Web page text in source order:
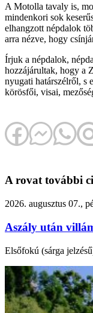
A Motolla tavaly is,
mindenkori sok
elhangzott népdalok
arra nézve, hogy
Írjuk a népdalok,
hozzájárultak, hogy a
nyugati határszélről, s
körösfői, visai,
A rovat további
2026. augusztus 07.,
Aszály után
Elsőfokú (sárga